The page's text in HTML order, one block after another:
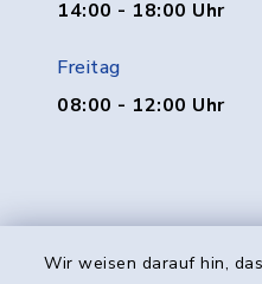
Wir weisen darauf hin,
14:00 - 18:00 Uhr
Freitag
08:00 - 12:00 Uhr